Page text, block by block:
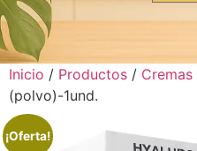
Inicio / Productos / Cremas
(polvo)-1und.
¡Oferta!